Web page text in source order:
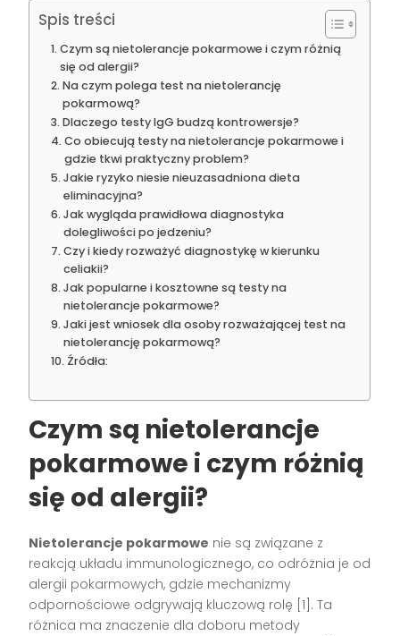
Spis treści
Czym są nietolerancje pokarmowe i czym różnią
się od alergii?
Na czym polega test na nietolerancję
pokarmową?
Dlaczego testy IgG budzą kontrowersje?
Co obiecują testy na nietolerancje pokarmowe i
gdzie tkwi praktyczny problem?
Jakie ryzyko niesie nieuzasadniona dieta
eliminacyjna?
Jak wygląda prawidłowa diagnostyka
dolegliwości po jedzeniu?
Czy i kiedy rozważyć diagnostykę w kierunku
celiakii?
Jak popularne i kosztowne są testy na
nietolerancje pokarmowe?
Jaki jest wniosek dla osoby rozważającej test na
nietolerancję pokarmową?
Źródła:
Czym są nietolerancje
pokarmowe i czym różnią
się od alergii?
Nietolerancje pokarmowe nie są związane z
reakcją układu immunologicznego, co odróżnia je od
alergii pokarmowych, gdzie mechanizmy
odpornościowe odgrywają kluczową rolę [1]. Ta
różnica ma znaczenie dla doboru metody